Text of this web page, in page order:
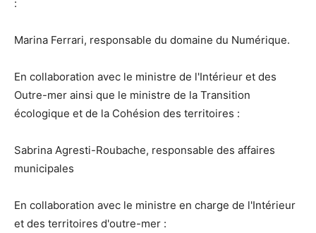
:
Marina Ferrari, responsable du domaine du Numérique.
En collaboration avec le ministre de l'Intérieur et des
Outre-mer ainsi que le ministre de la Transition
écologique et de la Cohésion des territoires :
Sabrina Agresti-Roubache, responsable des affaires
municipales
En collaboration avec le ministre en charge de l'Intérieur
et des territoires d'outre-mer :